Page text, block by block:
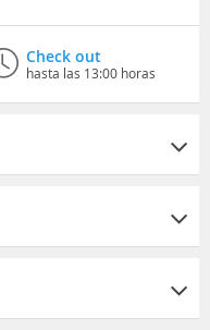
Check out
hasta las 13:00 horas